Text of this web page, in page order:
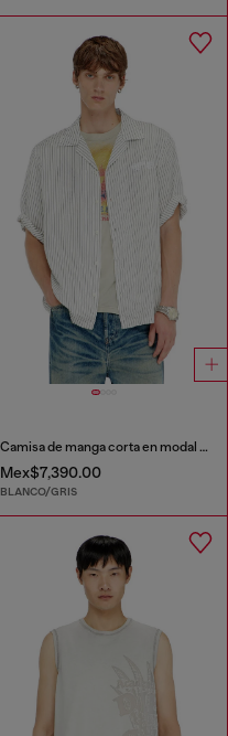
Camisa de manga corta en modal de rayas finas
Mex$7,390.00
BLANCO/GRIS